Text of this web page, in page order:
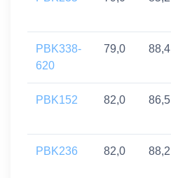
PBK338-
620
79,0 88,4
PBK152 82,0 86,5
PBK236 82,0 88,2